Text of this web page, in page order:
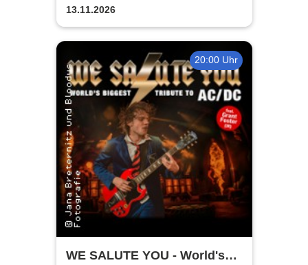
13.11.2026
20:00 Uhr
WE SALUTE YOU - World's